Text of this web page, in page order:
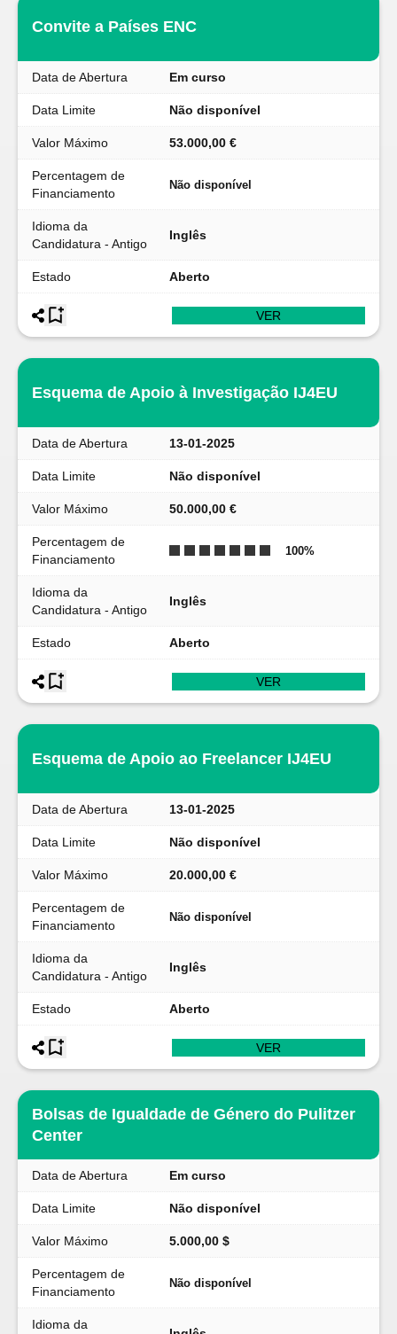
Convite a Países ENC
Data de Abertura Em curso
Data Limite Não disponível
Valor Máximo 53.000,00 €
Percentagem de
Financiamento
Não disponível
Idioma da
Candidatura - Antigo
Inglês
Estado Aberto
VER
Esquema de Apoio à Investigação IJ4EU
Data de Abertura 13-01-2025
Data Limite Não disponível
Valor Máximo 50.000,00 €
Percentagem de
Financiamento
100%
Idioma da
Candidatura - Antigo
Inglês
Estado Aberto
VER
Esquema de Apoio ao Freelancer IJ4EU
Data de Abertura 13-01-2025
Data Limite Não disponível
Valor Máximo 20.000,00 €
Percentagem de
Financiamento
Não disponível
Idioma da
Candidatura - Antigo
Inglês
Estado Aberto
VER
Bolsas de Igualdade de Género do Pulitzer
Center
Data de Abertura Em curso
Data Limite Não disponível
Valor Máximo 5.000,00 $
Percentagem de
Financiamento
Não disponível
Idioma da